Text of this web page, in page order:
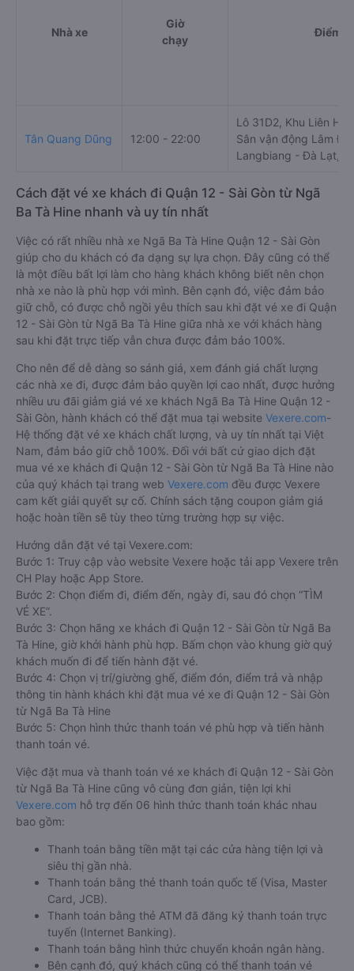
Nhà xe
Giờ
chạy
Điểm đi
Tân Quang Dũng 12:00 - 22:00
Lô 31D2, Khu Liên
Sân vận động Lâm
Langbiang - Đà Lạt,
Cách đặt vé xe khách đi Quận 12 - Sài Gòn từ Ngã
Ba Tà Hine nhanh và uy tín nhất
Việc có rất nhiều nhà xe Ngã Ba Tà Hine Quận 12 - Sài Gòn
giúp cho du khách có đa dạng sự lựa chọn. Đây cũng có thể
là một điều bất lợi làm cho hàng khách không biết nên chọn
nhà xe nào là phù hợp với mình. Bên cạnh đó, việc đảm bảo
giữ chỗ, có được chỗ ngồi yêu thích sau khi đặt vé xe đi Quận
12 - Sài Gòn từ Ngã Ba Tà Hine giữa nhà xe với khách hàng
sau khi đặt trực tiếp vẫn chưa được đảm bảo 100%.
Cho nên để dễ dàng so sánh giá, xem đánh giá chất lượng
các nhà xe đi, được đảm bảo quyền lợi cao nhất, được hưởng
nhiều ưu đãi giảm giá vé xe khách Ngã Ba Tà Hine Quận 12 -
Sài Gòn, hành khách có thể đặt mua tại website Vexere.com-
Hệ thống đặt vé xe khách chất lượng, và uy tín nhất tại Việt
Nam, đảm bảo giữ chỗ 100%. Đối với bất cứ giao dịch đặt
mua vé xe khách đi Quận 12 - Sài Gòn từ Ngã Ba Tà Hine nào
của quý khách tại trang web Vexere.com đều được Vexere
cam kết giải quyết sự cố. Chính sách tặng coupon giảm giá
hoặc hoàn tiền sẽ tùy theo từng trường hợp sự việc.
Hướng dẫn đặt vé tại Vexere.com:
Bước 1: Truy cập vào website Vexere hoặc tải app Vexere trên
CH Play hoặc App Store.
Bước 2: Chọn điểm đi, điểm đến, ngày đi, sau đó chọn “TÌM
VÉ XE”.
Bước 3: Chọn hãng xe khách đi Quận 12 - Sài Gòn từ Ngã Ba
Tà Hine, giờ khởi hành phù hợp. Bấm chọn vào khung giờ quý
khách muốn đi để tiến hành đặt vé.
Bước 4: Chọn vị trí/giường ghế, điểm đón, điểm trả và nhập
thông tin hành khách khi đặt mua vé xe đi Quận 12 - Sài Gòn
từ Ngã Ba Tà Hine
Bước 5: Chọn hình thức thanh toán vé phù hợp và tiến hành
thanh toán vé.
Việc đặt mua và thanh toán vé xe khách đi Quận 12 - Sài Gòn
từ Ngã Ba Tà Hine cũng vô cùng đơn giản, tiện lợi khi
Vexere.com hỗ trợ đến 06 hình thức thanh toán khác nhau
bao gồm:
Thanh toán bằng tiền mặt tại các cửa hàng tiện lợi và
siêu thị gần nhà.
Thanh toán bằng thẻ thanh toán quốc tế (Visa, Master
Card, JCB).
Thanh toán bằng thẻ ATM đã đăng ký thanh toán trực
tuyến (Internet Banking).
Thanh toán bằng hình thức chuyển khoản ngân hàng.
Bên cạnh đó, quý khách cũng có thể thanh toán vé